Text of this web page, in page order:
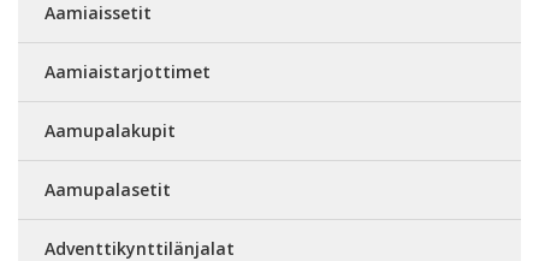
Aamiaissetit
Aamiaistarjottimet
Aamupalakupit
Aamupalasetit
Adventtikynttilänjalat